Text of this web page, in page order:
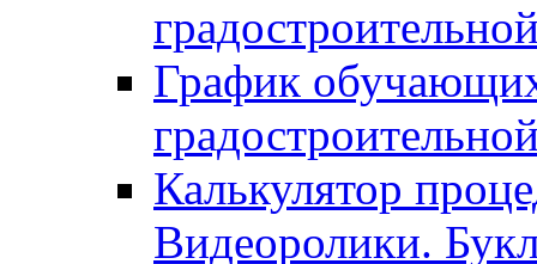
График
Калькулятор
Видеоролики.